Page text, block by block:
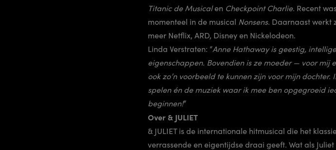
Titanic de Musicalen Checkpoint Charlie. Recent
momenteel in de musical Nonsens. Daarnaast werkt
meer Netflix, ARD, Disney en Nickelodeon.
Linda Verstraten: “Anne Hathaway is geestig,
eigenschappen. Bovendien is ze moeder — voor mij
ook zo’n voorbeeld te kunnen zijn voor mijn
spelen én de muziek waar ik mee ben opgegroeid
beginnen!”
Over & JULIET
& JULIET is de internationale hitmusical die het
verrassende en eigentijdse draai geeft. Wat als